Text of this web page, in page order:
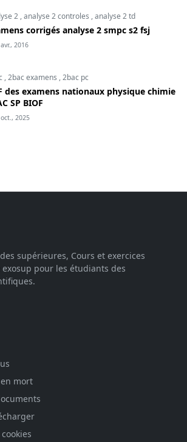
2 ,analyse 2 controles ,analyse 2 td
corrigés analyse 2 smpc s2 fsj
2016
,2bac examens ,2bac pc
des examens nationaux physique chimie
SP BIOF
2025
supérieures, Cours et exercices
pour les étudiants des
mort